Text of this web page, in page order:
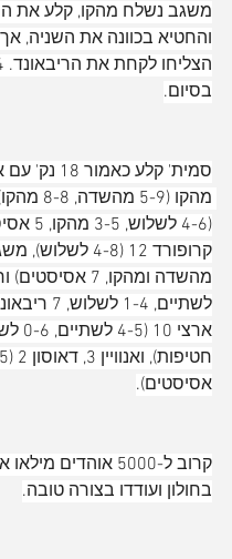
משגב נשלח מהקו, קלע את
והחטיא בכוונה את השניה,
בסיום.
סמית' קלע
(4-6 לשלוש,
אסיסטים).
קרוב ל-5000 אוהדים
בחולון ועודדו בצורה טובה.